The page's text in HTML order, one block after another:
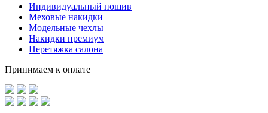
Индивидуальный пошив
Меховые накидки
Модельные чехлы
Накидки премиум
Перетяжка салона
Принимаем к оплате